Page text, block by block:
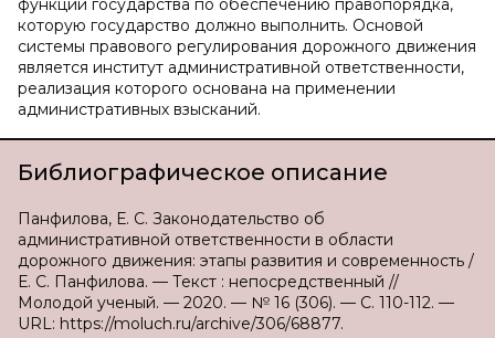
функций государства по обеспечению правопорядка,
которую государство должно выполнить. Основой
системы правового регулирования дорожного движения
является институт административной ответственности,
реализация которого основана на применении
административных взысканий.
Библиографическое описание
Панфилова, Е. С. Законодательство об
административной ответственности в области
дорожного движения: этапы развития и современность /
Е. С. Панфилова. — Текст : непосредственный //
Молодой ученый. — 2020. — № 16 (306). — С. 110-112. —
URL: https://moluch.ru/archive/306/68877.